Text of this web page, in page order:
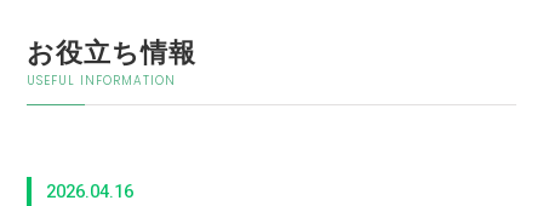
お役立ち情報
USEFUL INFORMATION
2026.04.16